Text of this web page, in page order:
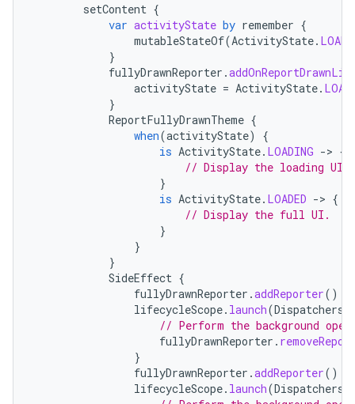
setContent {
var activityState by remember {
mutableStateOf(ActivityState.
}
fullyDrawnReporter .
activityState = ActivityState.
}
ReportFullyDrawnTheme {
when(activityState)
{
is ActivityState. LOADING -> {
// Display the loading UI.
}
is ActivityState. LOADED -> {
// Display the full UI.
}
}
}
SideEffect {
fullyDrawnReporter .addReporter()
lifecycleScope. launch(Dispatchers
// Perform the background
fullyDrawnReporter .
}
fullyDrawnReporter .addReporter()
lifecycleScope. launch(Dispatchers